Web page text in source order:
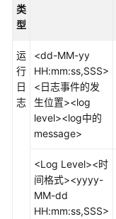
使
用
Kudu
使
LDMS
使
用
类
型
运
行
日
志
<dd-MM-yy
HH:mm:ss,SSS>
<日志事件的发
生位置><log
level><log中的
message>
<Log Level><时
间格式><yyyy-
MM-dd
HH:mm:ss,SSS>